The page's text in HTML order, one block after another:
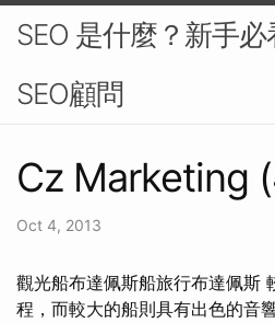
SEO 是什麼？新手必
SEO顧問
Cz Marketing
Oct 4, 2013
觀光船布達佩斯船旅行布達佩斯
程，而較大的船則具有出色的音